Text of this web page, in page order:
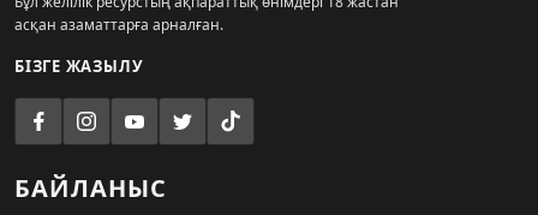
асқан азаматтарға арналған.
БІЗГЕ ЖАЗЫЛУ
БАЙЛАНЫС